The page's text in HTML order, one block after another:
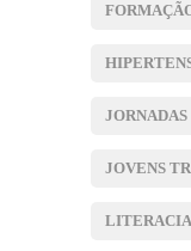
JORNADAS
JOVENS
LITERACIA